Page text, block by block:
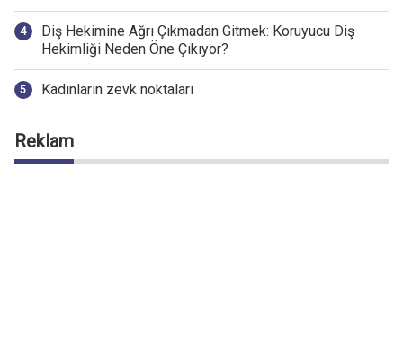
Diş Hekimine Ağrı Çıkmadan Gitmek: Koruyucu Diş
Hekimliği Neden Öne Çıkıyor?
Kadınların zevk noktaları
Reklam